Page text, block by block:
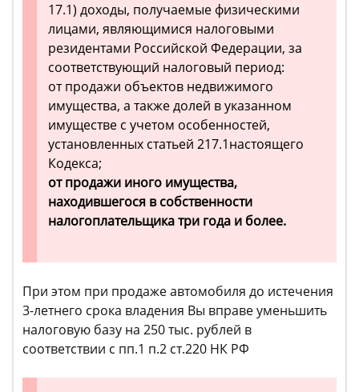
17.1) доходы, получаемые физическими
лицами, являющимися налоговыми
резидентами Российской Федерации, за
соответствующий налоговый период:
от продажи объектов недвижимого
имущества, а также долей в указанном
имуществе с учетом особенностей,
установленных статьей 217.1настоящего
Кодекса;
от продажи иного имущества,
находившегося в собственности
налогоплательщика три года и более.
При этом при продаже автомобиля до истечения
3-летнего срока владения Вы вправе уменьшить
налоговую базу на 250 тыс. рублей в
соответствии с пп.1 п.2 ст.220 НК РФ